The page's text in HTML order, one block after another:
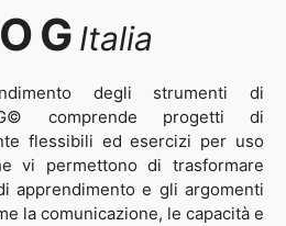
Italia
degli strumenti di
comprende progetti di
flessibili ed esercizi per uso
vi permettono di trasformare
apprendimento e gli argomenti
la comunicazione, le capacità e